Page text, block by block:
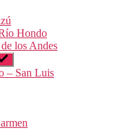
Hondo
los Andes
– San Luis